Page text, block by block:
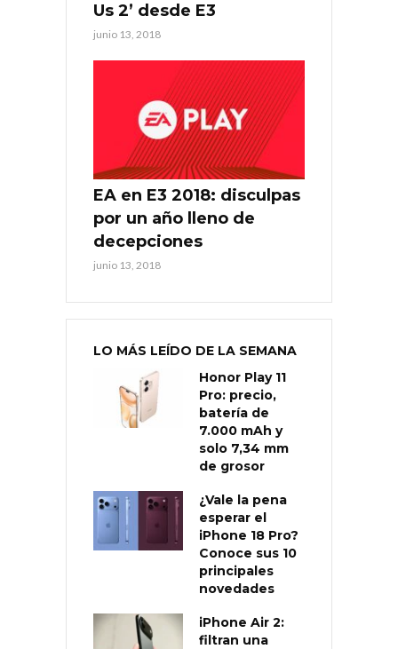
Us 2’ desde E3
junio 13, 2018
EA en E3 2018: disculpas
por un año lleno de
decepciones
junio 13, 2018
LO MÁS LEÍDO DE LA SEMANA
Honor Play 11
Pro: precio,
batería de
7.000 mAh y
solo 7,34 mm
de grosor
¿Vale la pena
esperar el
iPhone 18 Pro?
Conoce sus 10
principales
novedades
iPhone Air 2:
filtran una